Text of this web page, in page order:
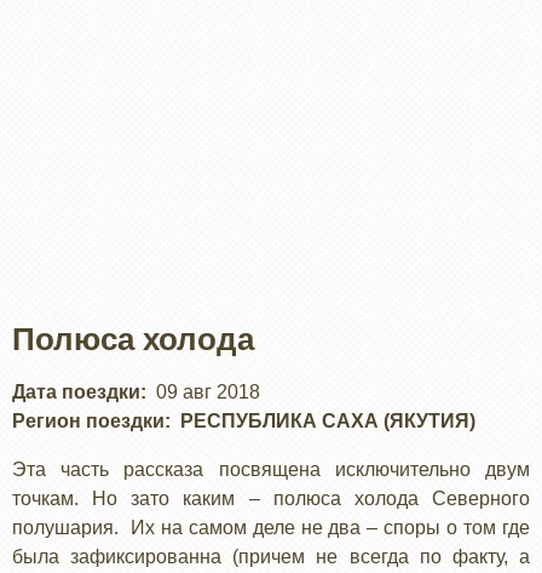
Полюса холода
Дата поездки
09 авг 2018
Регион поездки
РЕСПУБЛИКА САХА (ЯКУТИЯ)
Эта часть рассказа посвящена исключительно двум
точкам. Но зато каким – полюса холода Северного
полушария. Их на самом деле не два – споры о том где
была зафиксированна (причем не всегда по факту, а